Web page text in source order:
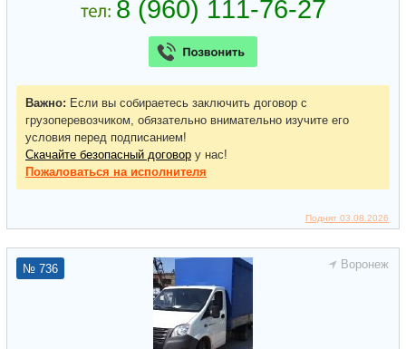
Поднят 03.08.2026
Важно: Если вы собираетесь заключить договор с
грузоперевозчиком, обязательно внимательно изучите его
условия перед подписанием!
Скачайте безопасный договор у нас!
Пожаловаться на исполнителя
Воронеж
№ 736